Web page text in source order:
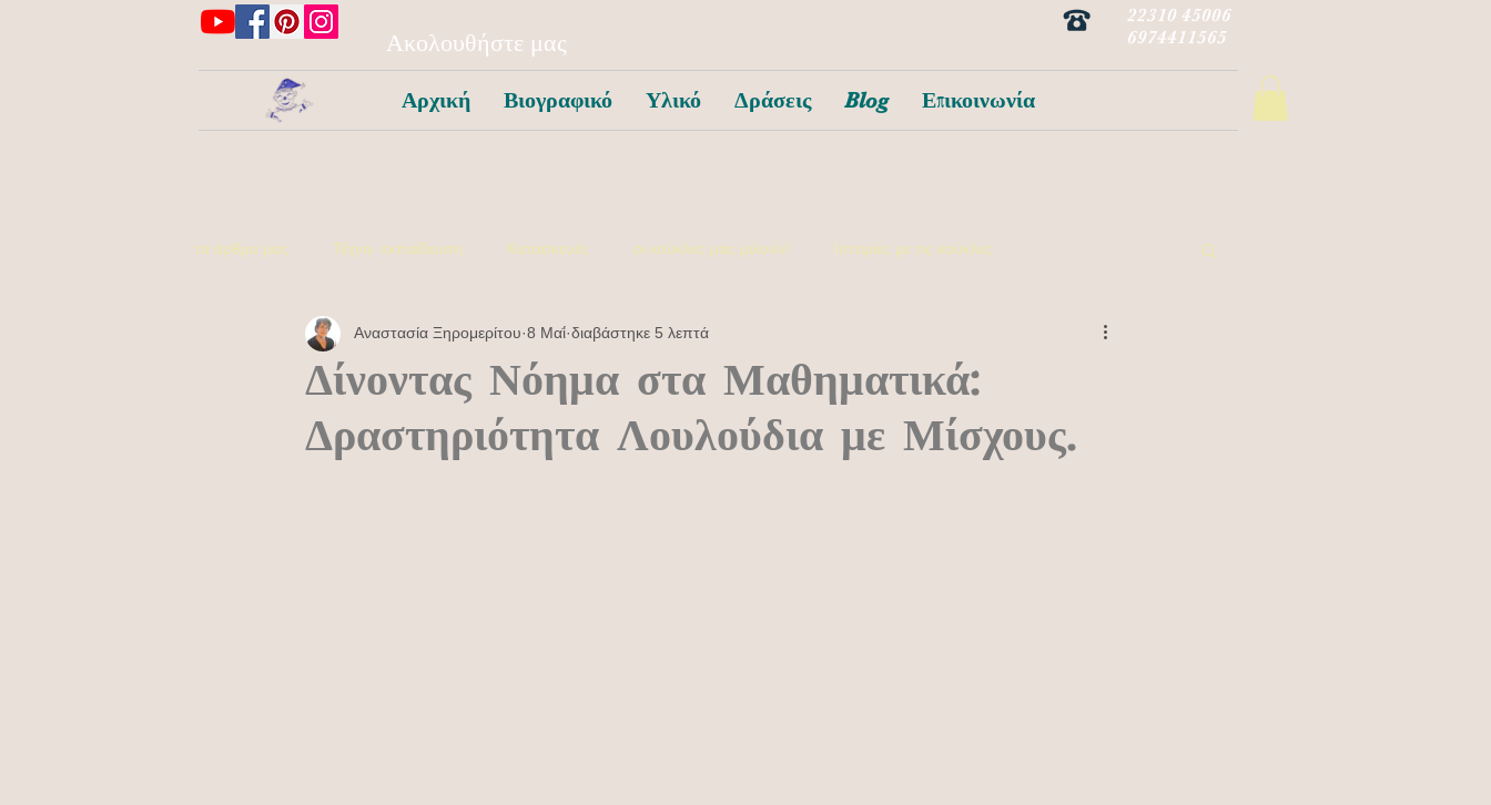
Ακολουθήστε μας
22310 45006
6974411565
Αρχική Βιογραφικό Υλικό Δράσεις Blog Επικοινωνία
τα άρθρα μας Τέχνη- εκπαίδευση Κατασκευές οι κούκλες μας μιλούν! Ιστορίες με τις κούκλες
Δραστηριότητες για κάθε μέρα! συναισθηματική αγωγή
Δίνοντας Νόημα στα Μαθηματικά:
Δραστηριότητα Λουλούδια με Μίσχους.
Αναστασία Ξηρομερίτου 8 Μαΐ διαβάστηκε 5 λεπτά